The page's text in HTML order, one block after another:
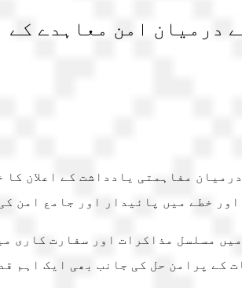
درمیان امن معاہدے کے
مفاہمتی یادداشت کے اعلان
خطے میں پائیدار اور جامع امن
مسلسل مذاکرات اور سفارت کاری
کے پرامن حل کی جانب بھی ایک اہم